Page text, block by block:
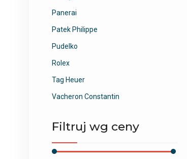
Panerai
Patek Philippe
Pudelko
Rolex
Tag Heuer
Vacheron Constantin
Filtruj wg ceny